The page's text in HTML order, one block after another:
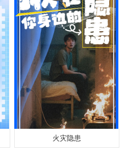
火灾隐患